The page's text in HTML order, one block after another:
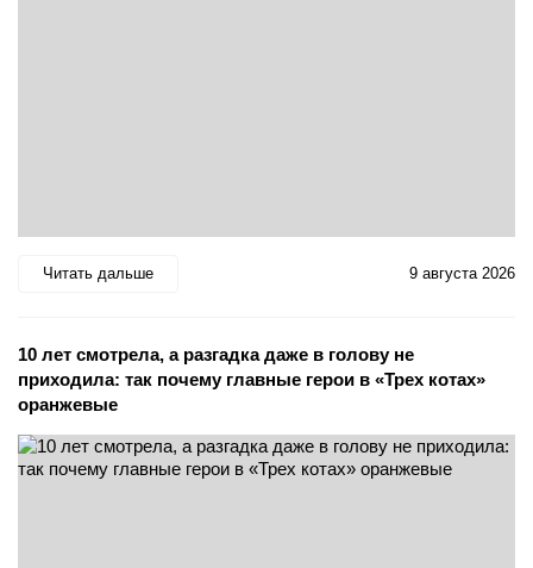
Читать дальше 9 августа 2026
10 лет смотрела, а разгадка даже в голову не
приходила: так почему главные герои в «Трех котах»
оранжевые